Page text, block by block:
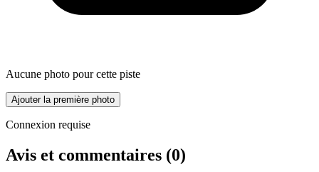
Aucune photo pour cette piste
Ajouter la première photo
Connexion requise
Avis et commentaires (0)